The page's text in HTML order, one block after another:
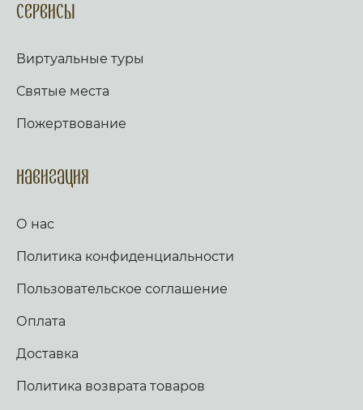
Сервисы
Виртуальные туры
Святые места
Пожертвование
Навигация
О нас
Политика конфиденциальности
Пользовательское соглашение
Оплата
Доставка
Политика возврата товаров